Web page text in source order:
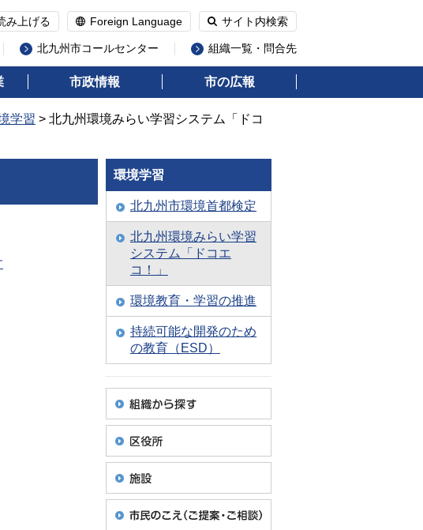
み上げる Foreign Language サイト内検索
北九州市コールセンター 組織一覧・問合先
市政情報 市の広報
学習 > 北九州環境みらい学習システム「ドコ
環境学習
北九州市環境首都検定
北九州環境みらい学習
システム「ドコエ
コ！」
環境教育・学習の推進
持続可能な開発のため
の教育（ESD）